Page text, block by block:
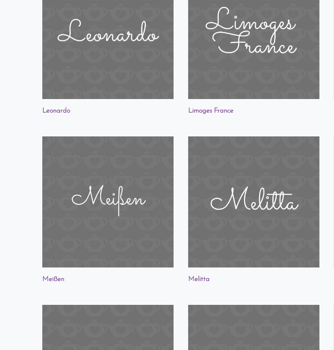
Leonardo Limoges France
Meißen Melitta